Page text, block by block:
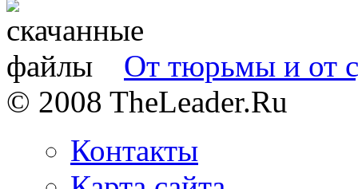
От тюрьмы и от
© 2008 TheLeader.Ru
Контакты